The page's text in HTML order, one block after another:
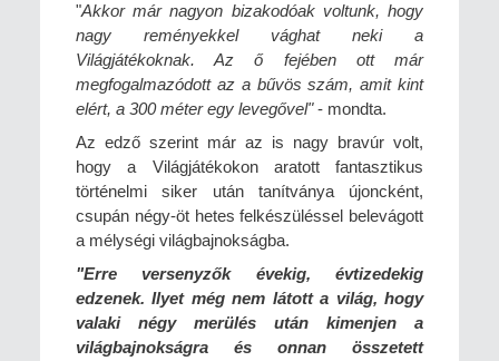
"Akkor már nagyon bizakodóak voltunk, hogy
nagy reményekkel vághat neki a
Világjátékoknak. Az ő fejében ott már
megfogalmazódott az a bűvös szám, amit kint
elért, a 300 méter egy levegővel"- mondta.
Az edző szerint már az is nagy bravúr volt,
hogy a Világjátékokon aratott fantasztikus
történelmi siker után tanítványa újoncként,
csupán négy-öt hetes felkészüléssel belevágott
a mélységi világbajnokságba.
"Erre versenyzők évekig, évtizedekig
edzenek. Ilyet még nem látott a világ, hogy
valaki négy merülés után kimenjen a
világbajnokságra és onnan összetett